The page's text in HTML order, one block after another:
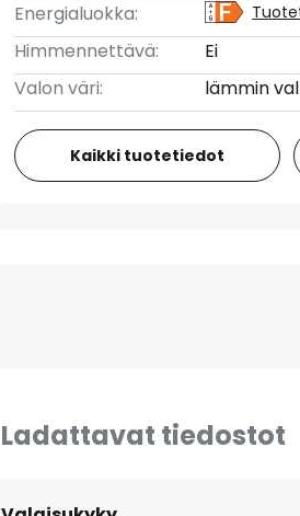
Energialuokka:
Himmennettävä:
Ei
Valon väri:
lämmin
Kaikki tuotetiedot
Ladattavat tiedostot